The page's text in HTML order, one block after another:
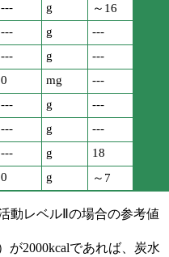
--- g
～16
--- g
---
--- g
---
0 mg
---
--- g
---
--- g
---
--- g
18
0 g ～7
動レベルⅡの場合の参考値
2000kcalであれば、炭水